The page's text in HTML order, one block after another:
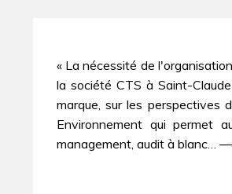
« La nécessité de
la société CTS à Saint-
marque, sur les perspectives
Environnement qui permet
management, audit à blanc…